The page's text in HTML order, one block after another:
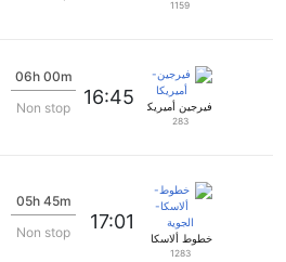
1159
فيرجين أميريكا
283
16:45
06h 00m
Non stop
خطوط ألاسكا الجوية
1283
17:01
05h 45m
Non stop